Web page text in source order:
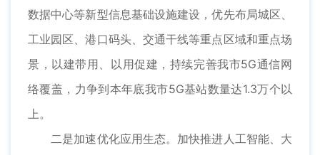
数据中心等新型信息基础设施建设，优先布局城区、
工业园区、港口码头、交通干线等重点区域和重点场
景，以建带用、以用促建，持续完善我市5G通信网
络覆盖，力争到本年底我市5G基站数量达1.3万个以
上。
二是加速优化应用生态。加快推进人工智能、大